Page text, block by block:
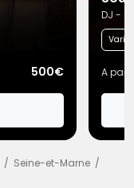
500€
DJ -
A
Seine-et-Marne